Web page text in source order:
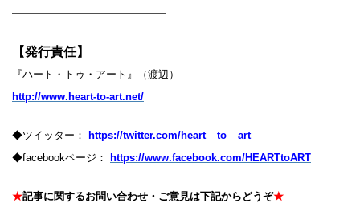
━━━━━━━━━━━━
【発行責任】
『ハート・トゥ・アート』（渡辺）
http://www.heart-to-art.net/
◆ツイッター： https://twitter.com/heart__to__art
◆facebookページ： https://www.facebook.com/HEARTtoART
★記事に関するお問い合わせ・ご意見は下記からどうぞ★